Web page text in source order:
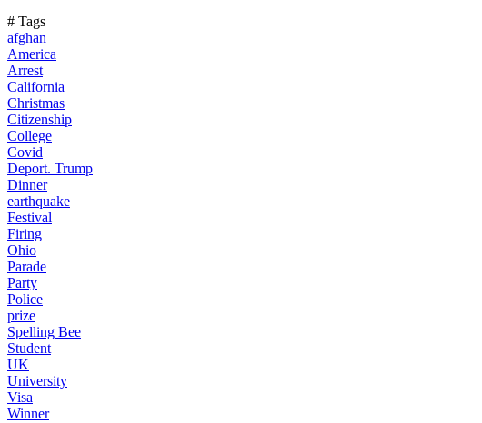
# Tags
afghan
America
Arrest
California
Christmas
Citizenship
College
Covid
Deport. Trump
Dinner
earthquake
Festival
Firing
Ohio
Parade
Party
Police
prize
Spelling Bee
Student
UK
University
Visa
Winner